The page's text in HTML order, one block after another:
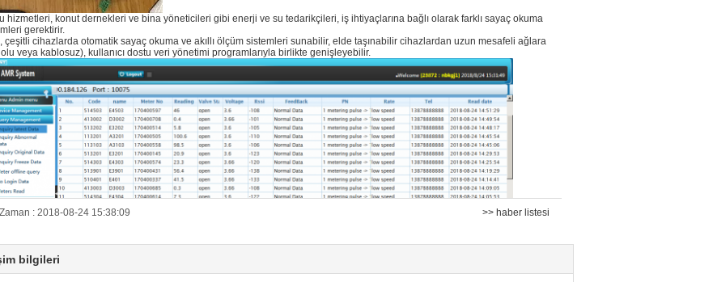
hizmetleri, konut dernekleri ve bina yöneticileri gibi enerji ve su tedarikçileri, iş ihtiyaçlarına bağlı olarak farklı sayaç okuma
gerektirir.
çeşitli cihazlarda otomatik sayaç okuma ve akıllı ölçüm sistemleri sunabilir, elde taşınabilir cihazlardan uzun mesafeli ağlara
veya kablosuz), kullanıcı dostu veri yönetimi programlarıyla birlikte genişleyebilir.
: 2018-08-24 15:38:09 >> haber listesi
bilgileri